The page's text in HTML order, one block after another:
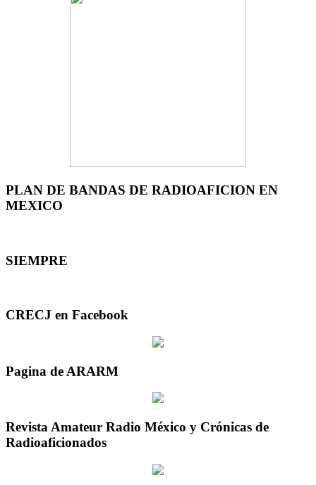
PLAN DE BANDAS DE RADIOAFICION EN
MEXICO
SIEMPRE
CRECJ en Facebook
Pagina de ARARM
Revista Amateur Radio México y Crónicas de
Radioaficionados